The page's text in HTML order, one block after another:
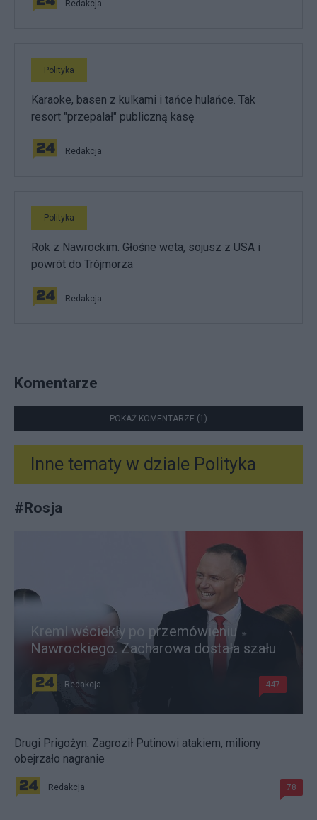
Redakcja
Polityka
Karaoke, basen z kulkami i tańce hulańce. Tak
resort "przepalał" publiczną kasę
Redakcja
Polityka
Rok z Nawrockim. Głośne weta, sojusz z USA i
powrót do Trójmorza
Redakcja
Komentarze
POKAŻ KOMENTARZE (1)
Inne tematy w dziale Polityka
#Rosja
Kreml wściekły po przemówieniu
Nawrockiego. Zacharowa dostała szału
Redakcja 447
Drugi Prigożyn. Zagroził Putinowi atakiem, miliony
obejrzało nagranie
Redakcja 78